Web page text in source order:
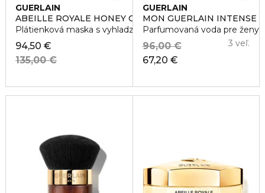
GUERLAIN
ABEILLE ROYALE HONEY CATAPLASM MASK
Plátienková maska s vyhladzujúcim účinkom
94,50 €
135,00 €
GUERLAIN
MON GUERLAIN INTENSE
Parfumovaná voda pre ženy
67,20 €
96,00 € 3 veľ.